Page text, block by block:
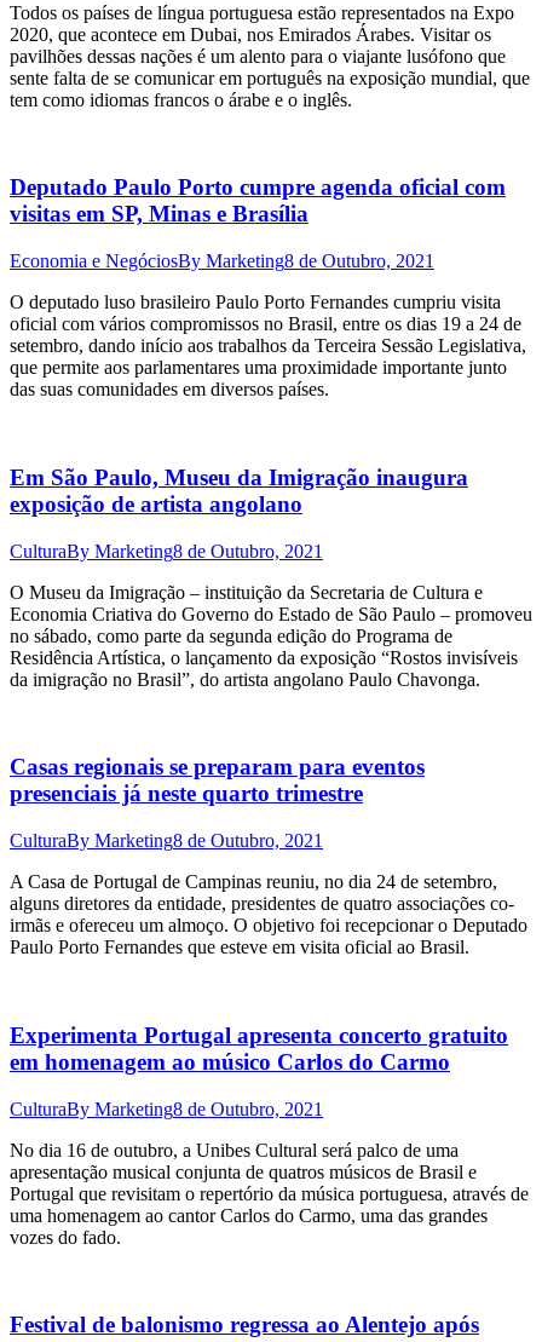
Todos os países de língua portuguesa estão representados na Expo
2020, que acontece em Dubai, nos Emirados Árabes. Visitar os
pavilhões dessas nações é um alento para o viajante lusófono que
sente falta de se comunicar em português na exposição mundial, que
tem como idiomas francos o árabe e o inglês.
Deputado Paulo Porto cumpre agenda oficial com
visitas em SP, Minas e Brasília
Economia e NegóciosBy Marketing8 de Outubro, 2021
O deputado luso brasileiro Paulo Porto Fernandes cumpriu visita
oficial com vários compromissos no Brasil, entre os dias 19 a 24 de
setembro, dando início aos trabalhos da Terceira Sessão Legislativa,
que permite aos parlamentares uma proximidade importante junto
das suas comunidades em diversos países.
Em São Paulo, Museu da Imigração inaugura
exposição de artista angolano
CulturaBy Marketing8 de Outubro, 2021
O Museu da Imigração – instituição da Secretaria de Cultura e
Economia Criativa do Governo do Estado de São Paulo – promoveu
no sábado, como parte da segunda edição do Programa de
Residência Artística, o lançamento da exposição “Rostos invisíveis
da imigração no Brasil”, do artista angolano Paulo Chavonga.
Casas regionais se preparam para eventos
presenciais já neste quarto trimestre
CulturaBy Marketing8 de Outubro, 2021
A Casa de Portugal de Campinas reuniu, no dia 24 de setembro,
alguns diretores da entidade, presidentes de quatro associações co-
irmãs e ofereceu um almoço. O objetivo foi recepcionar o Deputado
Paulo Porto Fernandes que esteve em visita oficial ao Brasil.
Experimenta Portugal apresenta concerto gratuito
em homenagem ao músico Carlos do Carmo
CulturaBy Marketing8 de Outubro, 2021
No dia 16 de outubro, a Unibes Cultural será palco de uma
apresentação musical conjunta de quatros músicos de Brasil e
Portugal que revisitam o repertório da música portuguesa, através de
uma homenagem ao cantor Carlos do Carmo, uma das grandes
vozes do fado.
Festival de balonismo regressa ao Alentejo após